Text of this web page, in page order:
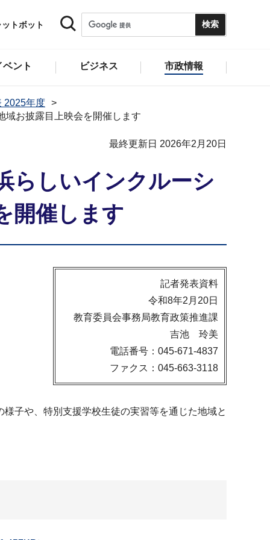
トボット
ント ビジネス 市政情報
2025年度
域お披露目上映会を開催します
最終更新日 2026年2月20日
らしいインクルーシ
開催します
記者発表資料
令和8年2月20日
教育委員会事務局教育政策推進課
吉池 玲美
電話番号：045-671-4837
ファクス：045-663-3118
子や、特別支援学校生徒の実習等を通じた地域と